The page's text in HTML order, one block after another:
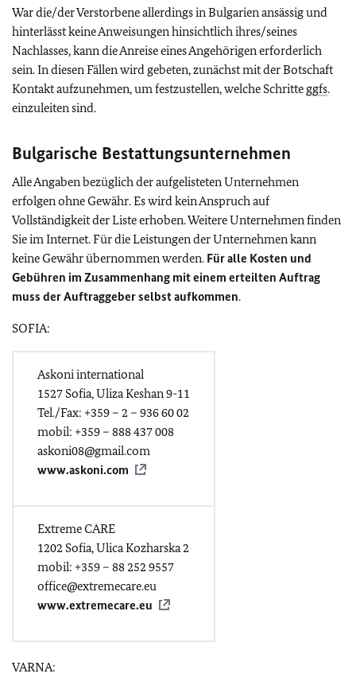
War die/der Verstorbene allerdings in Bulgarien ansässig und
hinterlässt keine Anweisungen hinsichtlich ihres/seines
Nachlasses, kann die Anreise eines Angehörigen erforderlich
sein. In diesen Fällen wird gebeten, zunächst mit der Botschaft
Kontakt aufzunehmen, um festzustellen, welche Schritte ggfs.
einzuleiten sind.
Bulgarische Bestattungsunternehmen
Alle Angaben bezüglich der aufgelisteten Unternehmen
erfolgen ohne Gewähr. Es wird kein Anspruch auf
Vollständigkeit der Liste erhoben. Weitere Unternehmen finden
Sie im Internet. Für die Leistungen der Unternehmen kann
keine Gewähr übernommen werden. Für alle Kosten und
Gebühren im Zusammenhang mit einem erteilten Auftrag
muss der Auftraggeber selbst aufkommen.
SOFIA:
Askoni international
1527 Sofia, Uliza Keshan 9-11
Tel./Fax: +359 – 2 – 936 60 02
mobil: +359 – 888 437 008
askoni08@gmail.com
www.askoni.com
Extreme CARE
1202 Sofia, Ulica Kozharska 2
mobil: +359 – 88 252 9557
office@extremecare.eu
www.extremecare.eu
VARNA: